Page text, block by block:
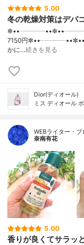
5.00
冬の乾燥対策はデパ
7150円
かに…続きを見る
Dior(ディオール)
ミス ディオール
WEBライター・ブ
奈南有花
5.00
香りが良くてサラッ